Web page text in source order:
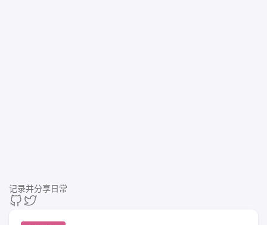
记录并分享日常